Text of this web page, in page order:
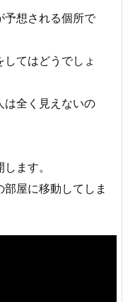
予想される個所で
てはどうでしょ
は全く見えないの
ます。
屋に移動してしま